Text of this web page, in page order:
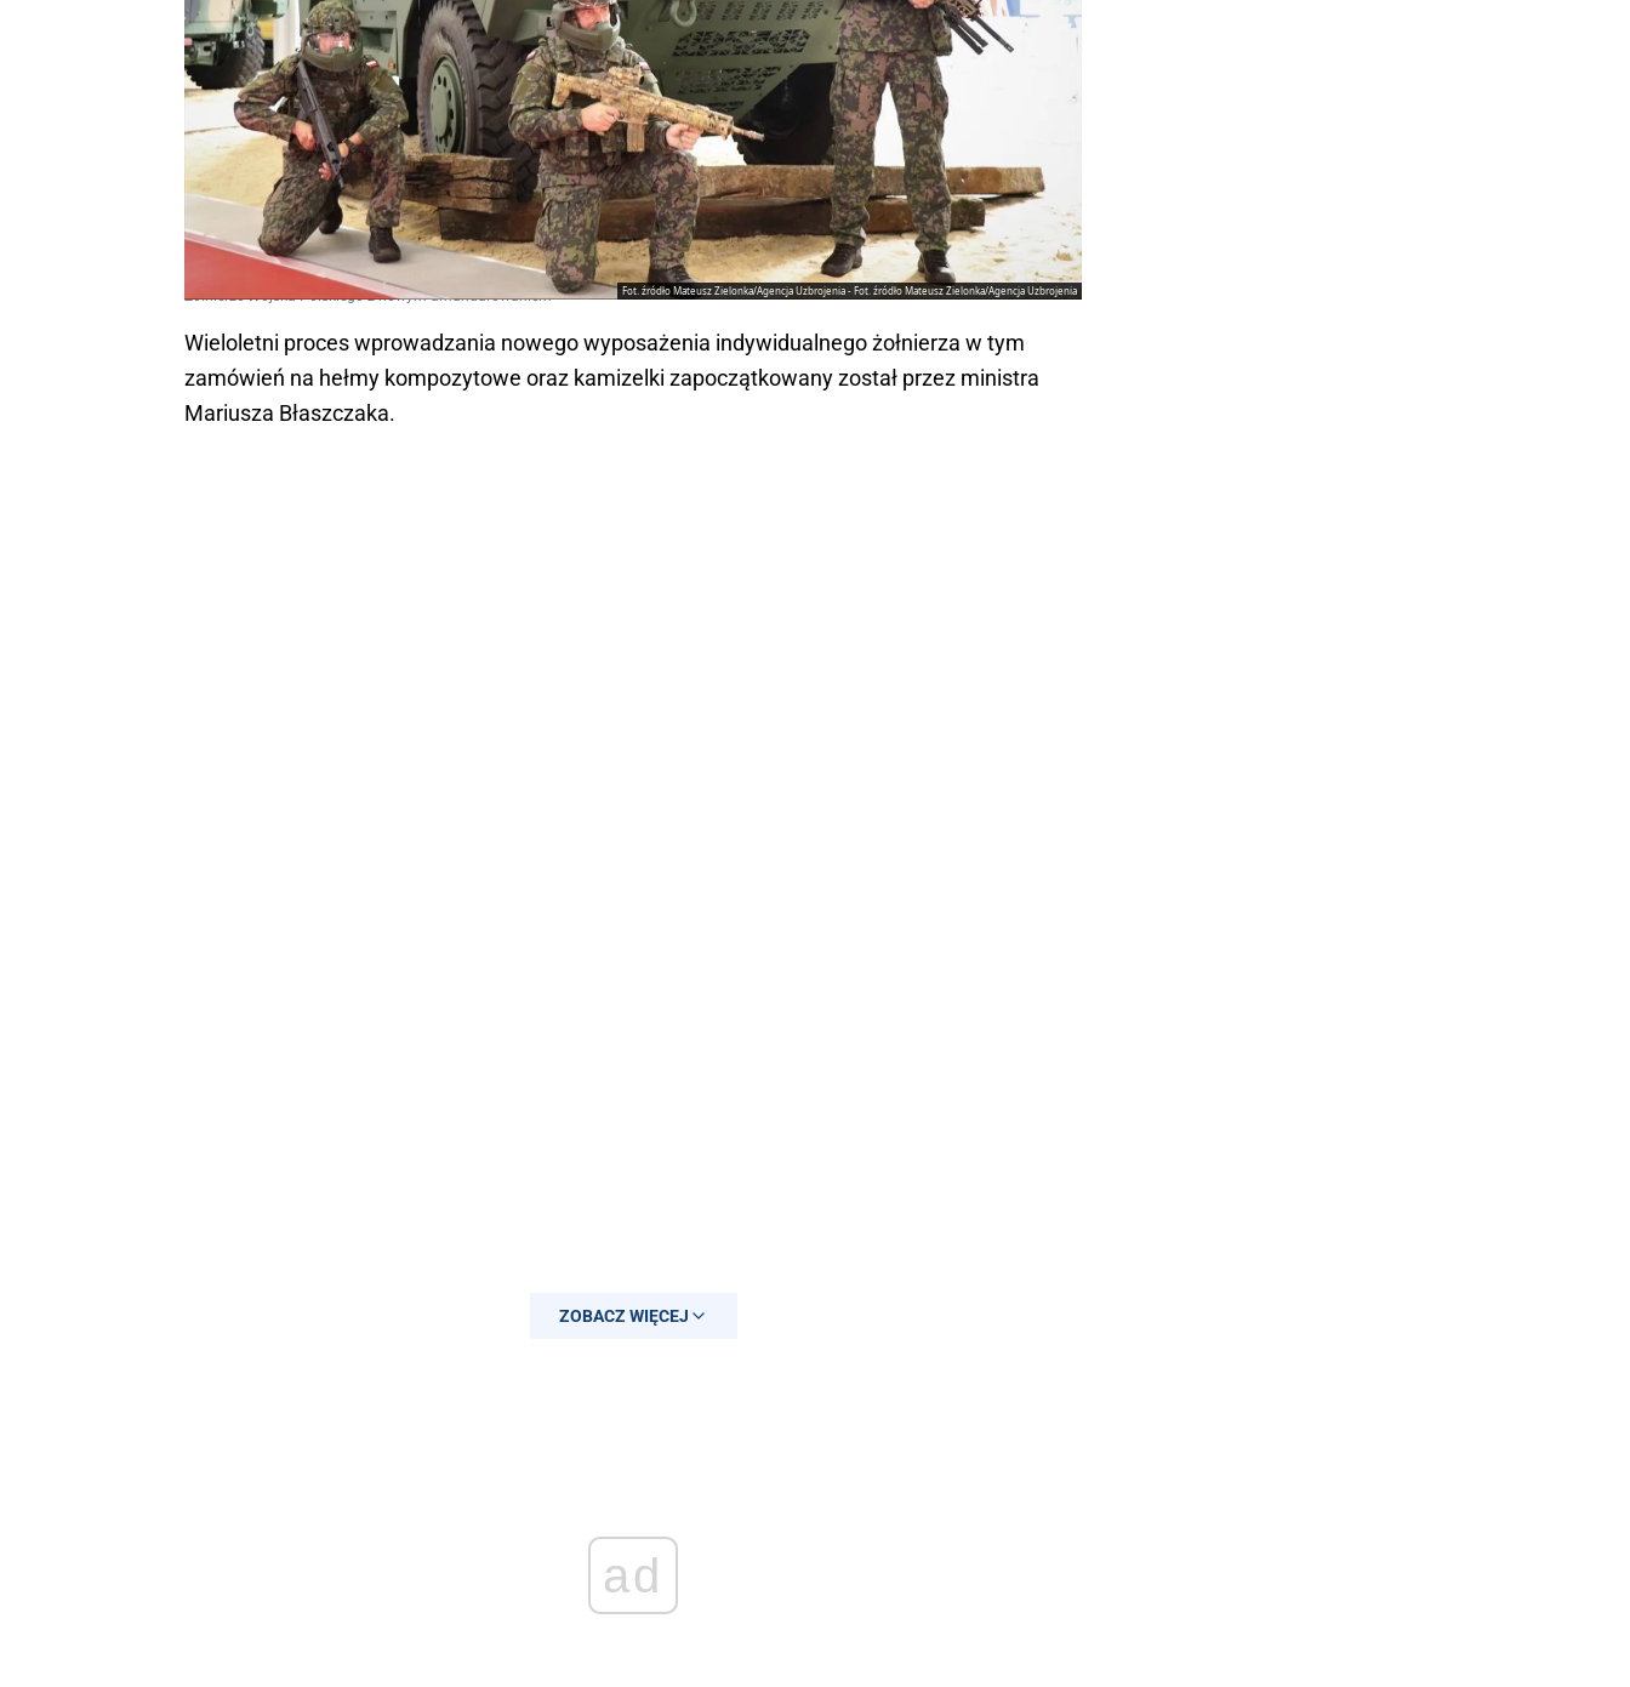
Fot. źródło Mateusz Zielonka/Agencja Uzbrojenia - Fot. źródło Mateusz Zielonka/Agencja Uzbrojenia
Żołnierze Wojska Polskiego z nowym umundurowaniem
Wieloletni proces wprowadzania nowego wyposażenia indywidualnego żołnierza w tym
zamówień na hełmy kompozytowe oraz kamizelki zapoczątkowany został przez ministra
Mariusza Błaszczaka.
ZOBACZ WIĘCEJ
ad